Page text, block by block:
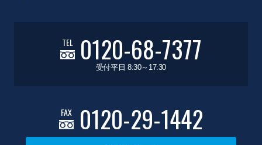
TEL 0120-68-7377
受付平日 8:30～17:30
FAX 0120-29-1442